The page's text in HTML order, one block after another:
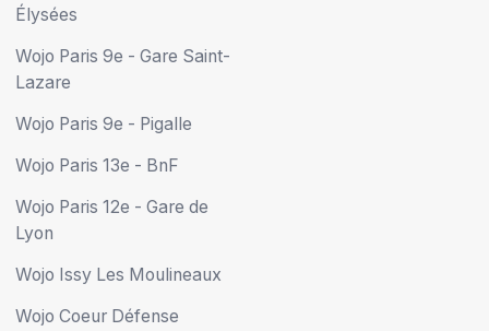
Élysées
Wojo Paris 9e - Gare Saint-
Lazare
Wojo Paris 9e - Pigalle
Wojo Paris 13e - BnF
Wojo Paris 12e - Gare de
Lyon
Wojo Issy Les Moulineaux
Wojo Coeur Défense